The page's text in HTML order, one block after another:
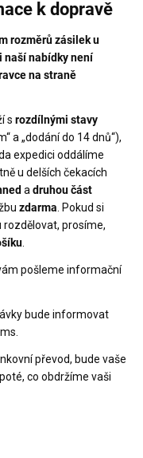
k dopravě
rozměrů zásilek u
naší nabídky není
na straně
s rozdílnými stavy
a „dodání do 14 dnů“),
expedici oddálíme
u delších čekacích
a druhou část
zdarma . Pokud si
prosíme,
pošleme informační
bude informovat
převod, bude vaše
co obdržíme vaši